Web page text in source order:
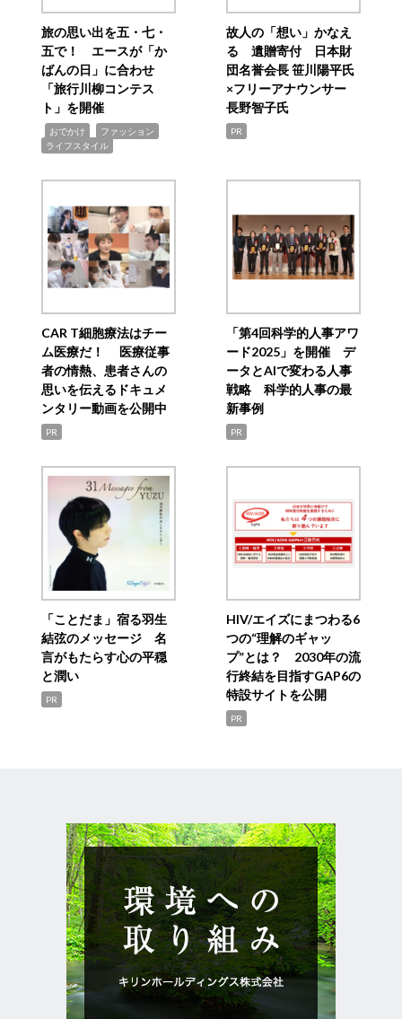
旅の思い出を五・七・
五で！ エースが「か
ばんの日」に合わせ
「旅行川柳コンテス
ト」を開催
おでかけ ファッション
ライフスタイル
故人の「想い」かなえ
る 遺贈寄付 日本財
団名誉会長 笹川陽平氏
×フリーアナウンサー
長野智子氏
PR
CAR T細胞療法はチー
ム医療だ！ 医療従事
者の情熱、患者さんの
思いを伝えるドキュメ
ンタリー動画を公開中
PR
「第4回科学的人事アワ
ード2025」を開催 デ
ータとAIで変わる人事
戦略 科学的人事の最
新事例
PR
「ことだま」宿る羽生
結弦のメッセージ 名
言がもたらす心の平穏
と潤い
PR
HIV/エイズにまつわる6
つの“理解のギャッ
プ”とは？ 2030年の流
行終結を目指すGAP6の
特設サイトを公開
PR